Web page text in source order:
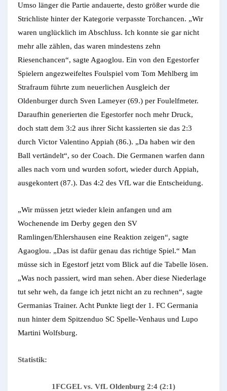
Umso länger die Partie andauerte, desto größer wurde die
Strichliste hinter der Kategorie verpasste Torchancen. „Wir
waren unglücklich im Abschluss. Ich konnte sie gar nicht
mehr alle zählen, das waren mindestens zehn
Riesenchancen“, sagte Agaoglou. Ein von den Egestorfer
Spielern angezweifeltes Foulspiel vom Tom Mehlberg im
Strafraum führte zum neuerlichen Ausgleich der
Oldenburger durch Sven Lameyer (69.) per Foulelfmeter.
Daraufhin generierten die Egestorfer noch mehr Druck,
doch statt dem 3:2 aus ihrer Sicht kassierten sie das 2:3
durch Victor Valentino Appiah (86.). „Da haben wir den
Ball vertändelt“, so der Coach. Die Germanen warfen dann
alles nach vorn und wurden sofort, wieder durch Appiah,
ausgekontert (87.). Das 4:2 des VfL war die Entscheidung.
„Wir müssen jetzt wieder klein anfangen und am
Wochenende im Derby gegen den SV
Ramlingen/Ehlershausen eine Reaktion zeigen“, sagte
Agaoglou. „Das ist dafür genau das richtige Spiel.“ Man
müsse sich in Egestorf jetzt vom Blick auf die Tabelle lösen.
„Was noch passiert, wird man sehen. Aber diese Niederlage
tut sehr weh, da fange ich jetzt nicht an zu rechnen“, sagte
Germanias Trainer. Acht Punkte liegt der 1. FC Germania
nun hinter dem Spitzenduo SC Spelle-Venhaus und Lupo
Martini Wolfsburg.
Statistik:
1FCGEL vs. VfL Oldenburg 2:4 (2:1)